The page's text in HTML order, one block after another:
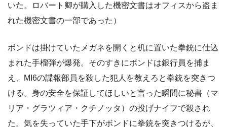
いた。ロバート卿が購入した機密文書はオフィスから盗ま
れた機密文書の一部であった）
ボンドは掛けていたメガネを開くと机に置いた拳銃に仕込
まれた手榴弾が爆発。そのすきにボンドは銀行員を捕ま
え、MI6の諜報部員を殺した犯人を教えろと拳銃を突きつ
ける。身の安全を保証してほしいと言った瞬間に秘書（マ
リア・グラツィア・クチノッタ）の投げナイフで殺され
た。気を失っていた手下がボンドに拳銃を突きつけるが、